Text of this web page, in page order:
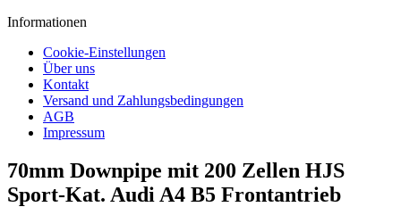
Informationen
Cookie-Einstellungen
Über uns
Kontakt
Versand und Zahlungsbedingungen
AGB
Impressum
70mm Downpipe mit 200 Zellen HJS
Sport-Kat. Audi A4 B5 Frontantrieb